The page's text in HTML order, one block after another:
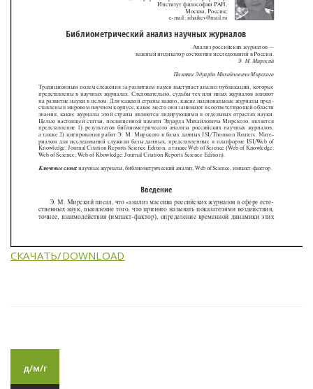
СКАЧАТЬ/DOWNLOAD
д/м/г